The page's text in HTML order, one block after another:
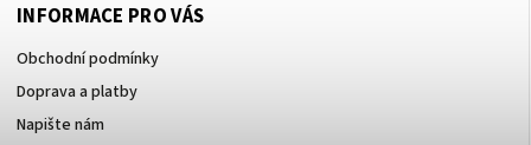
INFORMACE PRO VÁS
Obchodní podmínky
Doprava a platby
Napište nám